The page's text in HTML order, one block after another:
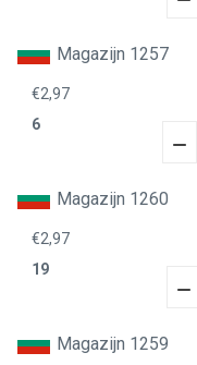
Magazijn 1257
€2,97
6
Magazijn 1260
€2,97
19
Magazijn 1259